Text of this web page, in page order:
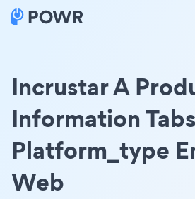
Incrustar A
Information Tabs
Platform_type
Web